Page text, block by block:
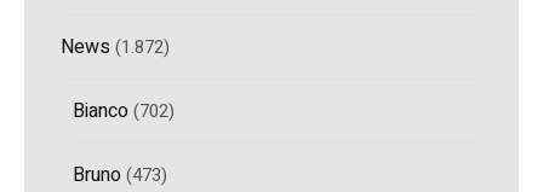
News (1.872)
Bianco(702)
Bruno(473)